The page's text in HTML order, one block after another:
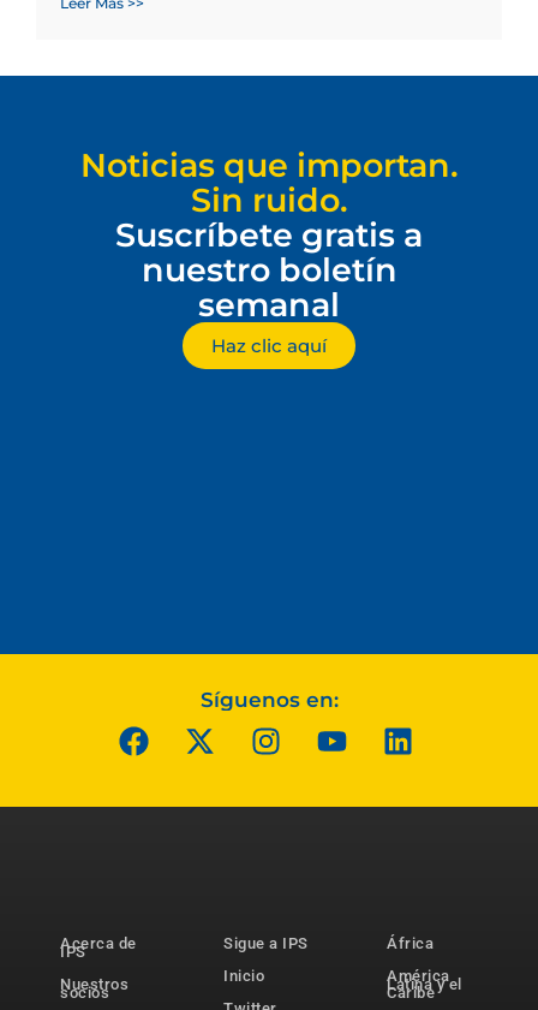
Noticias que importan.
Sin ruido.
Suscríbete gratis a
nuestro boletín
semanal
Haz clic aquí
Síguenos en:
Acerca de
IPS
Nuestros
socios
Sigue a IPS
Inicio
África
América
Latina y el
Caribe